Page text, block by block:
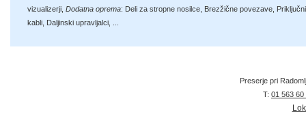
vizualizerji Dodatna oprema: Deli za stropne nosilce Brezžične povezave Priključni
kabli Daljinski upravljalci
Preserje pri
T: 01 563 60